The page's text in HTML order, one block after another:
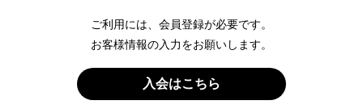
ご利用には、会員登録が必要です。
お客様情報の入力をお願いします。
入会はこちら